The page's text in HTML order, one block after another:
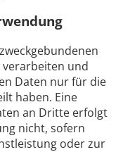
verarbeiten und
Daten nur für die
haben. Eine
an Dritte erfolgt
nicht, sofern
oder zur